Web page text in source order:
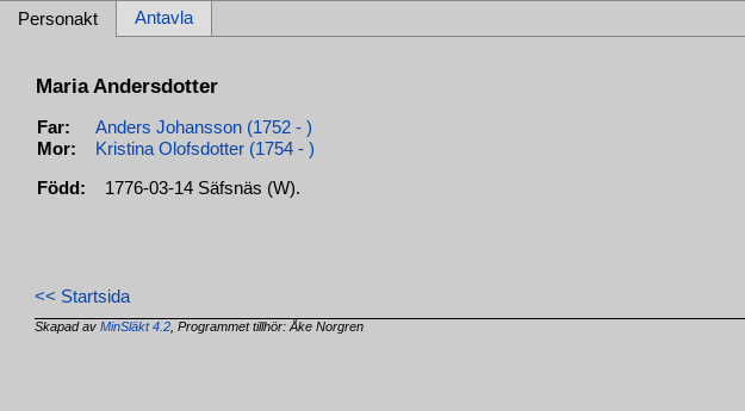
Personakt Antavla
Maria Andersdotter
Far:
Anders Johansson (1752 - )
Mor:
Kristina Olofsdotter (1754 - )
Född: 1776-03-14 Säfsnäs (W).
<< Startsida
Skapad avMinSläkt 4.2 , Programmet tillhör: Åke Norgren